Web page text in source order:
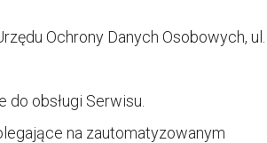
Ochrony Danych Osobowych, ul.
obsługi Serwisu.
na zautomatyzowanym